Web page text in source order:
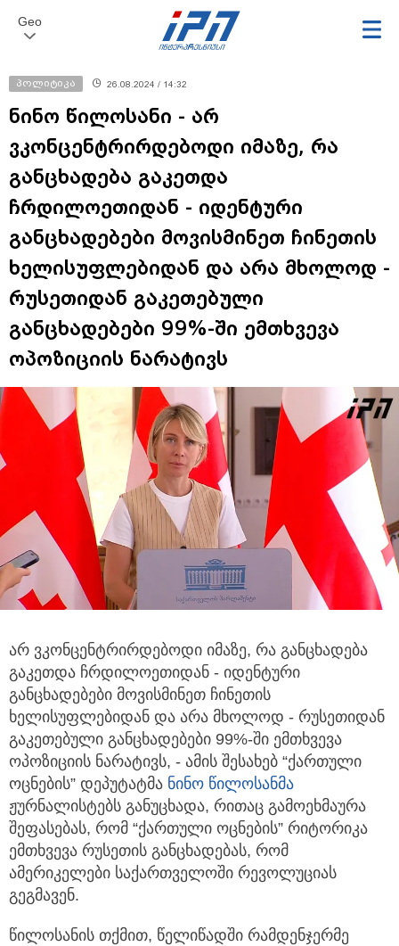
Geo
პოლიტიკა 26.08.2024 / 14:32
ნინო წილოსანი - არ
ვკონცენტრირდებოდი იმაზე, რა
განცხადება გაკეთდა
ჩრდილოეთიდან - იდენტური
განცხადებები მოვისმინეთ ჩინეთის
ხელისუფლებიდან და არა მხოლოდ -
რუსეთიდან გაკეთებული
განცხადებები 99%-ში ემთხვევა
ოპოზიციის ნარატივს
არ ვკონცენტრირდებოდი იმაზე, რა განცხადება
გაკეთდა ჩრდილოეთიდან - იდენტური
განცხადებები მოვისმინეთ ჩინეთის
ხელისუფლებიდან და არა მხოლოდ - რუსეთიდან
გაკეთებული განცხადებები 99%-ში ემთხვევა
ოპოზიციის ნარატივს, - ამის შესახებ “ქართული
ოცნების” დეპუტატმა ნინო წილოსანმა
ჟურნალისტებს განუცხადა, რითაც გამოეხმაურა
შეფასებას, რომ “ქართული ოცნების” რიტორიკა
ემთხვევა რუსეთის განცხადებას, რომ
ამერიკელები საქართველოში რევოლუციას
გეგმავენ.
წილოსანის თქმით, წელიწადში რამდენჯერმე